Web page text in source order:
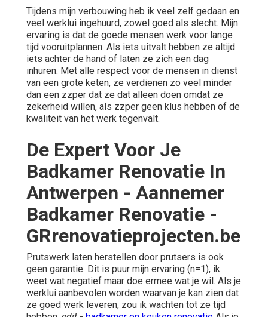
Tijdens mijn verbouwing heb ik veel zelf gedaan en
veel werklui ingehuurd, zowel goed als slecht. Mijn
ervaring is dat de goede mensen werk voor lange
tijd vooruitplannen. Als iets uitvalt hebben ze altijd
iets achter de hand of laten ze zich een dag
inhuren. Met alle respect voor de mensen in dienst
van een grote keten, ze verdienen zo veel minder
dan een zzper dat ze dat alleen doen omdat ze
zekerheid willen, als zzper geen klus hebben of de
kwaliteit van het werk tegenvalt.
De Expert Voor Je
Badkamer Renovatie In
Antwerpen - Aannemer
Badkamer Renovatie -
GRrenovatieprojecten.be
Prutswerk laten herstellen door prutsers is ook
geen garantie. Dit is puur mijn ervaring (n=1), ik
weet wat negatief maar doe ermee wat je wil. Als je
werklui aanbevolen worden waarvan je kan zien dat
ze goed werk leveren, zou ik wachten tot ze tijd